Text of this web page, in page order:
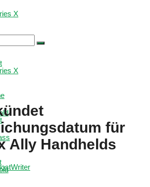
X
X
für
Ally Handhelds